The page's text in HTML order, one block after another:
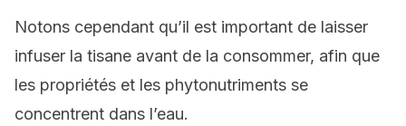
Notons cependant qu’il est important de laisser
infuser la tisane avant de la consommer, afin que
les propriétés et les phytonutriments se
concentrent dans l’eau.